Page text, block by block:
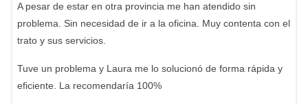
A pesar de estar en otra provincia me han atendido sin
problema. Sin necesidad de ir a la oficina. Muy contenta con el
trato y sus servicios.
Tuve un problema y Laura me lo solucionó de forma rápida y
eficiente. La recomendaría 100%